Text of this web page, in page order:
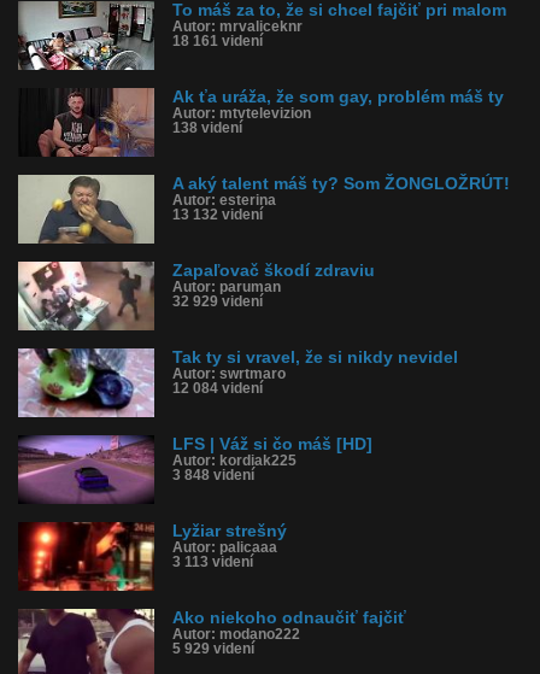
To máš za to, že si chcel fajčiť pri malom
Autor: mrvaliceknr
18 161 videní
Ak ťa uráža, že som gay, problém máš ty
Autor: mtvtelevizion
138 videní
A aký talent máš ty? Som ŽONGLOŽRÚT!
Autor: esterina
13 132 videní
Zapaľovač škodí zdraviu
Autor: paruman
32 929 videní
Tak ty si vravel, že si nikdy nevidel
Autor: swrtmaro
12 084 videní
LFS | Váž si čo máš [HD]
Autor: kordiak225
3 848 videní
Lyžiar strešný
Autor: palicaaa
3 113 videní
Ako niekoho odnaučiť fajčiť
Autor: modano222
5 929 videní